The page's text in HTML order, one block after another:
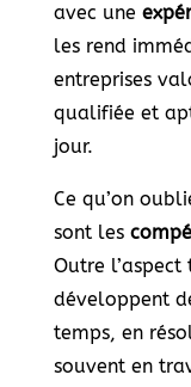
avec une
les rend
entreprises
qualifiée et
jour.
Ce qu’on
sont les
Outre l’aspect
développent
temps, en
souvent en